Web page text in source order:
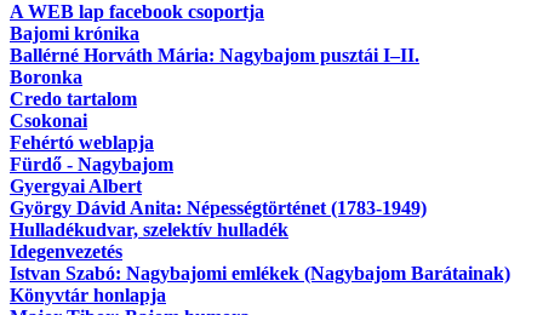
A WEB lap facebook csoportja
Bajomi krónika
Ballérné Horváth Mária: Nagybajom pusztái I–II.
Boronka
Credo tartalom
Csokonai
Fehértó weblapja
Fürdő - Nagybajom
Gyergyai Albert
György Dávid Anita: Népességtörténet (1783-1949)
Hulladékudvar, szelektív hulladék
Idegenvezetés
Istvan Szabó: Nagybajomi emlékek (Nagybajom Barátainak)
Könyvtár honlapja